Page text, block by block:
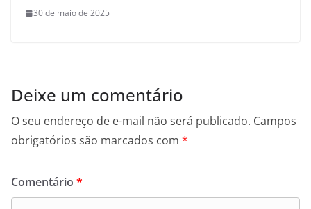
30 de maio de 2025
Deixe um comentário
O seu endereço de e-mail não será publicado. Campos
obrigatórios são marcados com *
Comentário *